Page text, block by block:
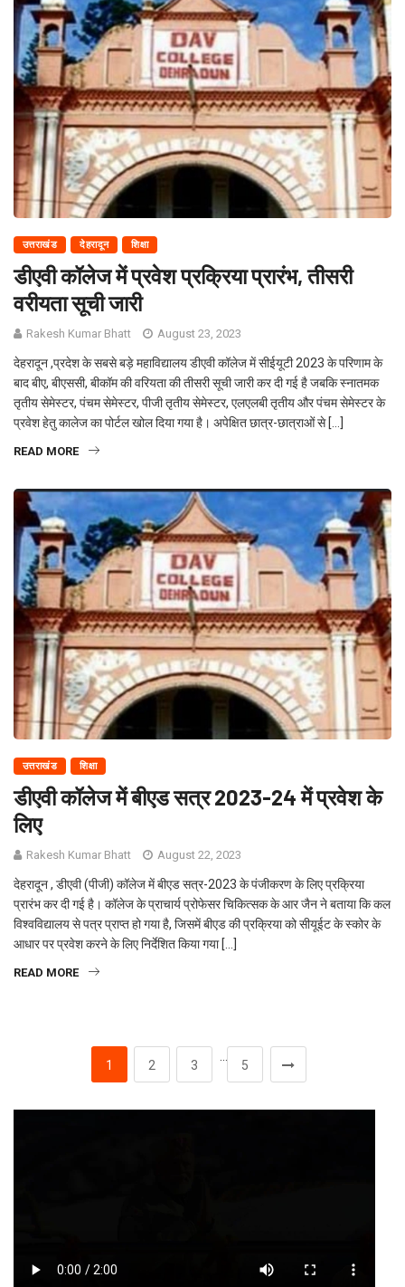
उत्तराखंड देहरादून शिक्षा
डीएवी कॉलेज में प्रवेश प्रक्रिया प्रारंभ, तीसरी
वरीयता सूची जारी
Rakesh Kumar Bhatt August 23, 2023
देहरादून ,प्रदेश के सबसे बड़े महाविद्यालय डीएवी कॉलेज में सीईयूटी 2023 के परिणाम के
बाद बीए, बीएससी, बीकॉम की वरियता की तीसरी सूची जारी कर दी गई है जबकि स्नातमक
तृतीय सेमेस्टर, पंचम सेमेस्टर, पीजी तृतीय सेमेस्टर, एलएलबी तृतीय और पंचम सेमेस्टर के
प्रवेश हेतु कालेज का पोर्टल खोल दिया गया है। अपेक्षित छात्र-छात्राओं से […]
READ MORE
उत्तराखंड शिक्षा
डीएवी कॉलेज में बीएड सत्र 2023-24 में प्रवेश के
लिए
Rakesh Kumar Bhatt August 22, 2023
देहरादून , डीएवी (पीजी) कॉलेज में बीएड सत्र-2023 के पंजीकरण के लिए प्रक्रिया
प्रारंभ कर दी गई है। कॉलेज के प्राचार्य प्रोफेसर चिकित्सक के आर जैन ने बताया कि कल
विश्वविद्यालय से पत्र प्राप्त हो गया है, जिसमें बीएड की प्रक्रिया को सीयूईट के स्कोर के
आधार पर प्रवेश करने के लिए निर्देशित किया गया […]
READ MORE
1 2 3 5